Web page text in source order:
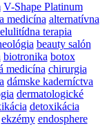
V-Shape Platinum
medicína alternatívna
terapia
beauty salón
biotronika botox
medicína chirurgia
dámske kaderníctva
dermatologické
detoxikácia
ekzémy endosphere